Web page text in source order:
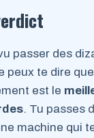
passer des
peux te dire
est le
. Tu passes
machine qui